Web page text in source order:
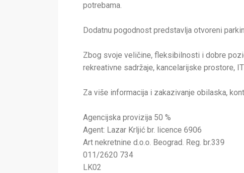
potrebama.
Dodatnu pogodnost predstavlja otvoreni
Zbog svoje veličine, fleksibilnosti i dobre
rekreativne sadržaje, kancelarijske prostore,
Za više informacija i zakazivanje obilaska,
Agencijska provizija 50 %
Agent: Lazar Krljić br. licence 6906
Art nekretnine d.o.o. Beograd. Reg. br.339
011/2620 734
LK02